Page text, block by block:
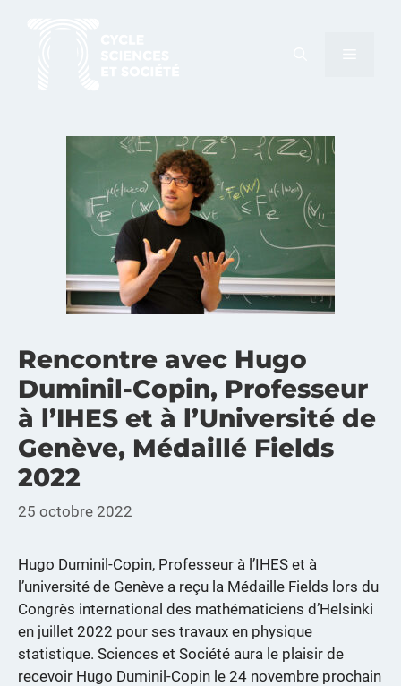
Rencontre avec Hugo
Duminil-Copin, Professeur
à l’IHES et à l’Université de
Genève, Médaillé Fields
2022
25 octobre 2022
Hugo Duminil-Copin, Professeur à l’IHES et à
l’université de Genève a reçu la Médaille Fields lors du
Congrès international des mathématiciens d’Helsinki
en juillet 2022 pour ses travaux en physique
statistique. Sciences et Société aura le plaisir de
recevoir Hugo Duminil-Copin le 24 novembre prochain